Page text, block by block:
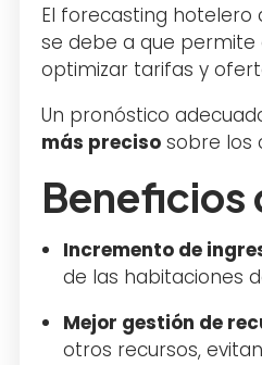
El forecasting
se debe a que permite
optimizar tarifas y
Un pronóstico
más preciso sobre los
Beneficios
Incremento de
de las habitaciones
Mejor gestión de
otros recursos,